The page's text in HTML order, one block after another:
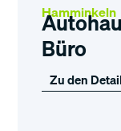
Hamminkeln
Büro
Zu den